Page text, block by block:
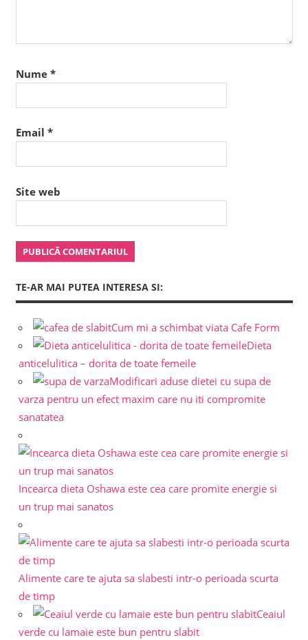
Nume *
Email *
Site web
TE-AR MAI PUTEA INTERESA SI:
Cum mi a schimbat viata Cafe Form
Dieta
anticelulitica – dorita de toate femeile
Modificari aduse dietei cu supa de
varza pentru un efect maxim care nu iti compromite
sanatatea
Incearca dieta Oshawa este cea care promite energie si
un trup mai sanatos
Alimente care te ajuta sa slabesti intr-o perioada scurta
de timp
Ceaiul
verde cu lamaie este bun pentru slabit